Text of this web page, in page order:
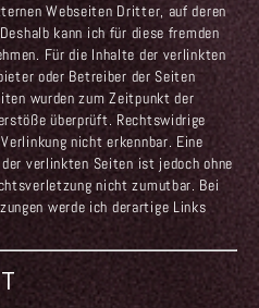
Webseiten Dritter, auf deren
kann ich für diese fremden
Für die Inhalte der verlinkten
oder Betreiber der Seiten
wurden zum Zeitpunkt der
überprüft. Rechtswidrige
nicht erkennbar. Eine
verlinkten Seiten ist jedoch ohne
nicht zumutbar. Bei
werde ich derartige Links